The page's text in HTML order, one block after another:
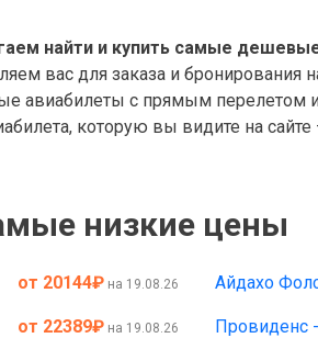
найти и купить самые
вас для заказа и
авиабилеты с прямым перелетом
которую вы видите на
низкие цены
от 20144₽ на 19.08.26 Айдахо
от 22389₽ на 19.08.26 Провиденс